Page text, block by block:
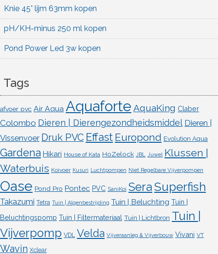
Knie 45° lijm 63mm kopen
pH/KH-minus 250 ml kopen
Pond Power Led 3w kopen
Tags
afvoer pvc Air Aqua Aquaforte AquaKing Claber
Colombo Dieren | Dierengezondheidsmiddel Dieren |
Vissenvoer Druk PVC Effast Europond Evolution Aqua
Gardena Hikari House of Kata HoZelock JBL Juwel Klussen |
Waterbuis Koivoer Kusuri Luchtpompen Niet Regelbare Vijverpompen
Oase Pond Pro Pontec PVC SaniKoi SeraSuperfish
Takazumi Tetra Tuin | Algenbestrijding Tuin | Beluchting Tuin |
Beluchtingspomp Tuin | Filtermateriaal Tuin | Lichtbron Tuin |
Vijverpomp VDL Velda Vijveraanleg & Vijverbouw Vivani VT
Wavin Xclear